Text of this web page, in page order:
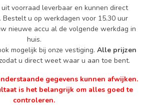
voorraad leverbaar en kunnen direct
Bestelt u op werkdagen voor 15.30 uur
nieuwe accu al de volgende werkdag in
huis.
mogelijk bij onze vestiging. Alle prijzen
u direct weet waar u aan toe bent.
gegevens kunnen afwijken.
is het belangrijk om alles goed te
controleren.